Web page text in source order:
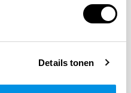
Details tonen